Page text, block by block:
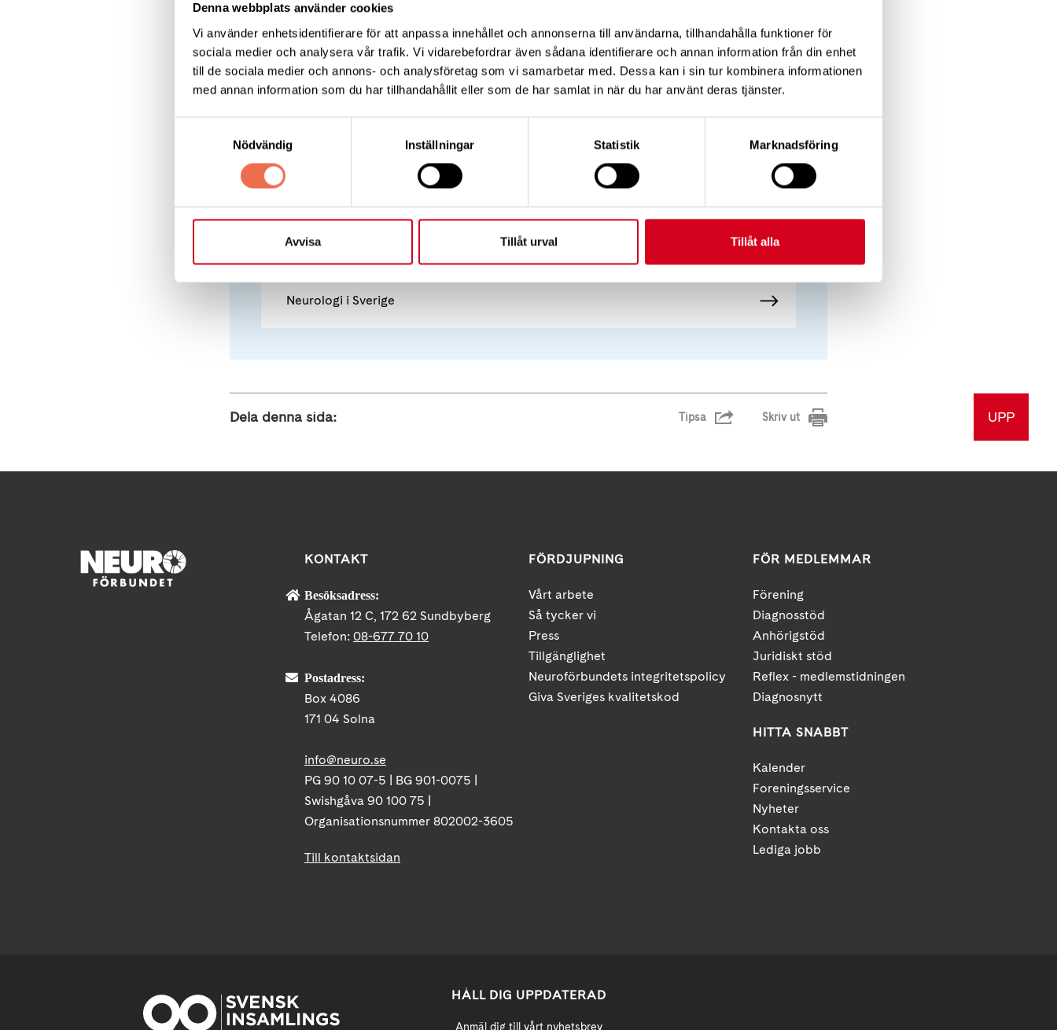
Denna webbplats använder cookies
Vi använder enhetsidentifierare för att anpassa innehållet och annonserna till användarna, tillhandahålla funktioner för
sociala medier och analysera vår trafik. Vi vidarebefordrar även sådana identifierare och annan information från din enhet
till de sociala medier och annons- och analysföretag som vi samarbetar med. Dessa kan i sin tur kombinera informationen
med annan information som du har tillhandahållit eller som de har samlat in när du har använt deras tjänster.
Nödvändig
Inställningar Statistik Marknadsföring
Avvisa Tillåt urval Tillåt alla
Därför har lundaforskarna studerat en släkt, huvuddelen hemmahörande i södra Sverige, där
åtta av 15 undersökta personer utvecklat småkärlssjukdom i hjärnan. Sjukdomen
kännetecknades av ischemisk stroke (hjärninfarkt orsakad av blodpropp) och hjärnblödning,
och även lätt kognitiv funktionsnedsättning, påverkan på autonoma nervsystemet och
koordinationssvårigheter.
Läs hela artikeln
Neurologi i Sverige
Dela denna sida: Tipsa Skriv ut UPP
KONTAKT
Besöksadress:
Ågatan 12 C, 172 62 Sundbyberg
Telefon: 08-677 70 10
Postadress:
Box 4086
171 04 Solna
info@neuro.se
PG 90 10 07-5 | BG 901-0075 |
Swishgåva 90 100 75 |
Organisationsnummer 802002-3605
Till kontaktsidan
FÖRDJUPNING
Vårt arbete
Så tycker vi
Press
Tillgänglighet
Neuroförbundets integritetspolicy
Giva Sveriges kvalitetskod
FÖR MEDLEMMAR
Förening
Diagnosstöd
Anhörigstöd
Juridiskt stöd
Reflex - medlemstidningen
Diagnosnytt
HITTA SNABBT
Kalender
Foreningsservice
Nyheter
Kontakta oss
Lediga jobb
HÅLL DIG UPPDATERAD
Anmäl dig till vårt nyhetsbrev